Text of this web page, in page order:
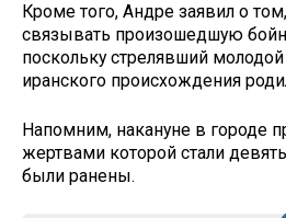
Кроме того, Андре заявил о
связывать произошедшую
поскольку стрелявший
иранского происхождения
Напомним, накануне в городе
жертвами которой стали
были ранены.